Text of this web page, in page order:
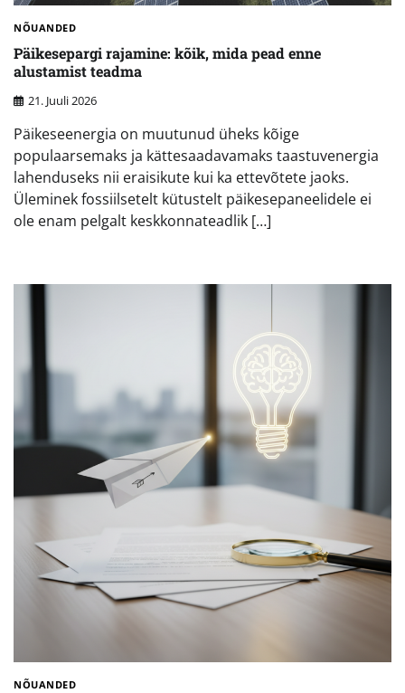
NÕUANDED
Päikesepargi rajamine: kõik, mida pead enne
alustamist teadma
21. Juuli 2026
Päikeseenergia on muutunud üheks kõige
populaarsemaks ja kättesaadavamaks taastuvenergia
lahenduseks nii eraisikute kui ka ettevõtete jaoks.
Üleminek fossiilsetelt kütustelt päikesepaneelidele ei
ole enam pelgalt keskkonnateadlik […]
NÕUANDED